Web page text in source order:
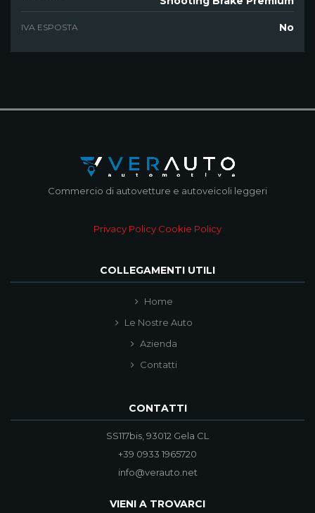
IVA ESPOSTA No
Commercio di autovetture e autoveicoli leggeri
Privacy Policy Cookie Policy
COLLEGAMENTI UTILI
Home
Le Nostre Auto
Azienda
Contatti
CONTATTI
SS117bis, 93012 Gela CL
+39 0933 1965720
info@verauto.net
VIENI A TROVARCI